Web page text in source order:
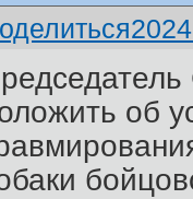
об